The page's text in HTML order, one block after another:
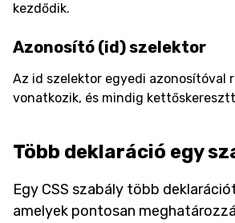
kezdődik.
Azonosító (id) szelektor
Az id szelektor egyedi azonosítóval
vonatkozik, és mindig
Több deklaráció egy
Egy CSS szabály több
amelyek pontosan